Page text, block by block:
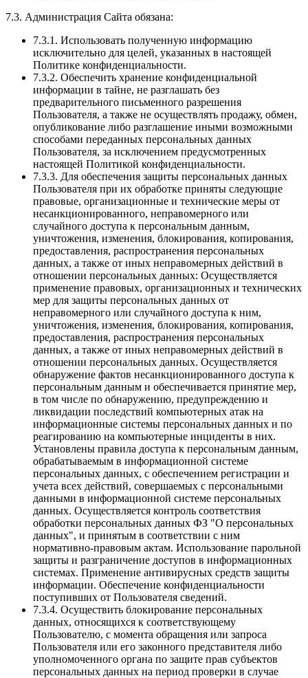
7.3. Администрация Сайта обязана:
7.3.1. Использовать полученную информацию
исключительно для целей, указанных в настоящей
Политике конфиденциальности.
7.3.2. Обеспечить хранение конфиденциальной
информации в тайне, не разглашать без
предварительного письменного разрешения
Пользователя, а также не осуществлять продажу, обмен,
опубликование либо разглашение иными возможными
способами переданных персональных данных
Пользователя, за исключением предусмотренных
настоящей Политикой конфиденциальности.
7.3.3. Для обеспечения защиты персональных данных
Пользователя при их обработке приняты следующие
правовые, организационные и технические меры от
несанкционированного, неправомерного или
случайного доступа к персональным данным,
уничтожения, изменения, блокирования, копирования,
предоставления, распространения персональных
данных, а также от иных неправомерных действий в
отношении персональных данных: Осуществляется
применение правовых, организационных и технических
мер для защиты персональных данных от
неправомерного или случайного доступа к ним,
уничтожения, изменения, блокирования, копирования,
предоставления, распространения персональных
данных, а также от иных неправомерных действий в
отношении персональных данных. Осуществляется
обнаружение фактов несанкционированного доступа к
персональным данным и обеспечивается принятие мер,
в том числе по обнаружению, предупреждению и
ликвидации последствий компьютерных атак на
информационные системы персональных данных и по
реагированию на компьютерные инциденты в них.
Установлены правила доступа к персональным данным,
обрабатываемым в информационной системе
персональных данных, с обеспечением регистрации и
учета всех действий, совершаемых с персональными
данными в информационной системе персональных
данных. Осуществляется контроль соответствия
обработки персональных данных ФЗ "О персональных
данных", и принятым в соответствии с ним
нормативно-правовым актам. Использование парольной
защиты и разграничение доступов в информационных
системах. Применение антивирусных средств защиты
информации. Обеспечение конфиденциальности
поступивших от Пользователя сведений.
7.3.4. Осуществить блокирование персональных
данных, относящихся к соответствующему
Пользователю, с момента обращения или запроса
Пользователя или его законного представителя либо
уполномоченного органа по защите прав субъектов
персональных данных на период проверки в случае